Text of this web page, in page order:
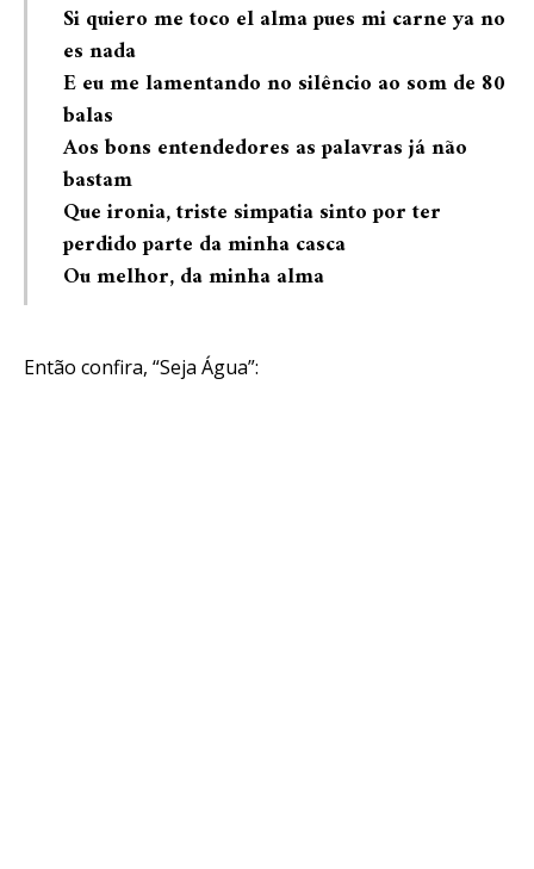
Si quiero me toco el alma pues mi carne ya no
es nada
E eu me lamentando no silêncio ao som de 80
balas
Aos bons entendedores as palavras já não
bastam
Que ironia, triste simpatia sinto por ter
perdido parte da minha casca
Ou melhor, da minha alma
Então confira, “Seja Água”: